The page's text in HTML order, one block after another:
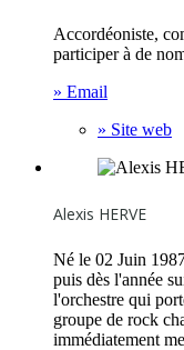
Accordéoniste,
participer à de
» Email
» Site web
Alexis HERVE
Né le 02 Juin
puis dès l'année
l'orchestre qui
groupe de rock
immédiatement